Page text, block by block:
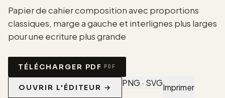
Papier de cahier composition avec proportions
classiques, marge a gauche et interlignes plus larges
pour une ecriture plus grande
TÉLÉCHARGER PDF PDF
OUVRIR L'ÉDITEUR → PNG · SVGImprimer